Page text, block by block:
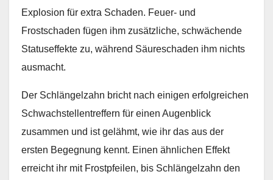
Explosion für extra Schaden. Feuer- und
Frostschaden fügen ihm zusätzliche, schwächende
Statuseffekte zu, während Säureschaden ihm nichts
ausmacht.
Der Schlängelzahn bricht nach einigen erfolgreichen
Schwachstellentreffern für einen Augenblick
zusammen und ist gelähmt, wie ihr das aus der
ersten Begegnung kennt. Einen ähnlichen Effekt
erreicht ihr mit Frostpfeilen, bis Schlängelzahn den